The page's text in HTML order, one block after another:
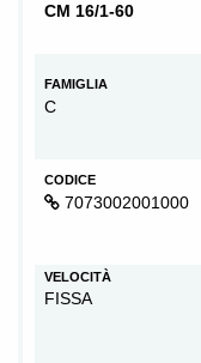
CM 16/1-60
FAMIGLIA
C
CODICE
7073002001000
VELOCITÀ
FISSA